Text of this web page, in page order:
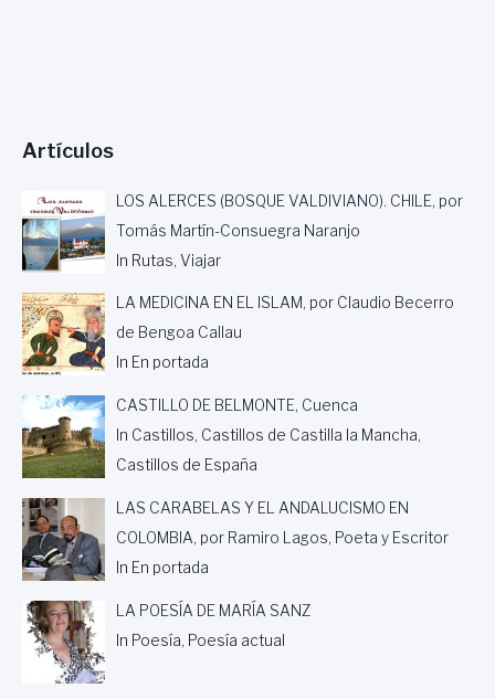
Artículos
LOS ALERCES (BOSQUE VALDIVIANO). CHILE, por
Tomás Martín-Consuegra Naranjo
In Rutas, Viajar
LA MEDICINA EN EL ISLAM, por Claudio Becerro
de Bengoa Callau
In En portada
CASTILLO DE BELMONTE, Cuenca
In Castillos, Castillos de Castilla la Mancha,
Castillos de España
LAS CARABELAS Y EL ANDALUCISMO EN
COLOMBIA, por Ramiro Lagos, Poeta y Escritor
In En portada
LA POESÍA DE MARÍA SANZ
In Poesía, Poesía actual